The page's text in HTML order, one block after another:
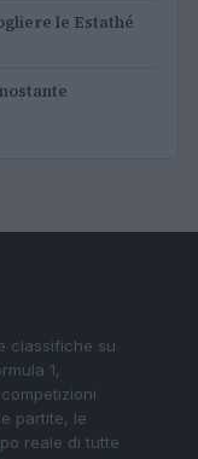
le Estathé
classifiche su
1,
partite, le
reale di tutte